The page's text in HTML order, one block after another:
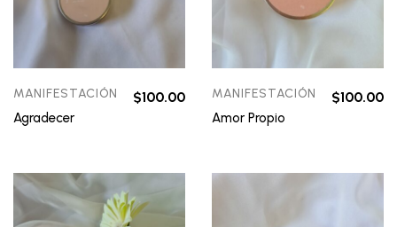
MANIFESTACIÓN
Agradecer
$100.00 MANIFESTACIÓN
Amor Propio
$100.00